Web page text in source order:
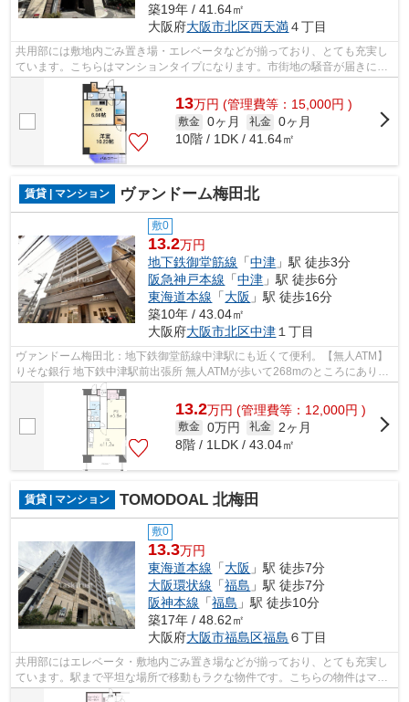
築19年 / 41.64㎡
大阪府大阪市北区西天満４丁目
共用部には敷地内ごみ置き場・エレベータなどが揃っており、とても充実し
ています。こちらはマンションタイプになります。市街地の騒音が届きにく
い高層階のマンションです。初期費用...
13万円 (管理費等：15,000円 )
敷金 0ヶ月 礼金 0ヶ月
10階 / 1DK / 41.64㎡
賃貸 | マンション ヴァンドーム梅田北
敷0
13.2万円
地下鉄御堂筋線 「中津 」駅 徒歩3分
阪急神戸本線 「中津 」駅 徒歩6分
東海道本線 「大阪 」駅 徒歩16分
築10年 / 43.04㎡
大阪府大阪市北区中津１丁目
ヴァンドーム梅田北：地下鉄御堂筋線中津駅にも近くて便利。【無人ATM】
りそな銀行 地下鉄中津駅前出張所 無人ATMが歩いて268mのところにありま
す。共用部にはエレベータ・敷地内ごみ...
13.2万円 (管理費等：12,000円 )
敷金 0万円 礼金
2ヶ月
8階 / 1LDK / 43.04㎡
賃貸 | マンション TOMODOAL 北梅田
敷0
13.3万円
東海道本線 「大阪 」駅 徒歩7分
大阪環状線 「福島 」駅 徒歩7分
阪神本線 「福島 」駅 徒歩10分
築17年 / 48.62㎡
大阪府大阪市福島区福島 ６丁目
共用部にはエレベータ・敷地内ごみ置き場などが揃っており、とても充実し
ています。駅まで平坦な場所で移動もラクな物件です。こちらの物件はマン
ションです。外観タイル張りは、汚れ...